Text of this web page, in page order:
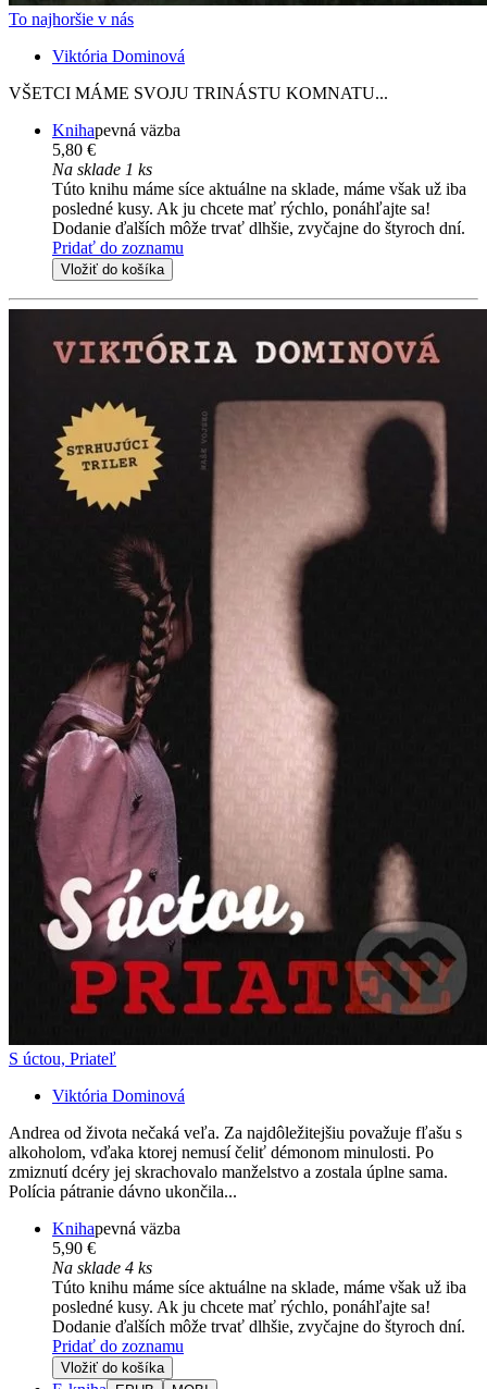
To najhoršie v nás
Viktória Dominová
VŠETCI MÁME SVOJU TRINÁSTU KOMNATU...
Knihapevná väzba
5,80 €
Na sklade 1 ks
Túto knihu máme síce aktuálne na sklade, máme však už iba
posledné kusy. Ak ju chcete mať rýchlo, ponáhľajte sa!
Dodanie ďalších môže trvať dlhšie, zvyčajne do štyroch dní.
Pridať do zoznamu
Vložiť do košíka
S úctou, Priateľ
Viktória Dominová
Andrea od života nečaká veľa. Za najdôležitejšiu považuje fľašu s
alkoholom, vďaka ktorej nemusí čeliť démonom minulosti. Po
zmiznutí dcéry jej skrachovalo manželstvo a zostala úplne sama.
Polícia pátranie dávno ukončila...
Knihapevná väzba
5,90 €
Na sklade 4 ks
Túto knihu máme síce aktuálne na sklade, máme však už iba
posledné kusy. Ak ju chcete mať rýchlo, ponáhľajte sa!
Dodanie ďalších môže trvať dlhšie, zvyčajne do štyroch dní.
Pridať do zoznamu
Vložiť do košíka